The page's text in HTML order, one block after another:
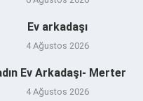
Ev arkadaşı
4 Ağustos 2026
Ev Arkadaşı- Merter
4 Ağustos 2026